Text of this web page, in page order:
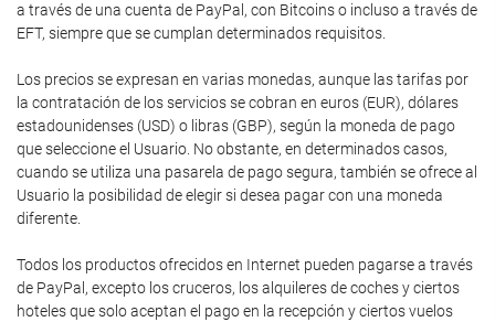
a través de una cuenta de PayPal, con Bitcoins o incluso a través de
EFT, siempre que se cumplan determinados requisitos.
Los precios se expresan en varias monedas, aunque las tarifas por
la contratación de los servicios se cobran en euros (EUR), dólares
estadounidenses (USD) o libras (GBP), según la moneda de pago
que seleccione el Usuario. No obstante, en determinados casos,
cuando se utiliza una pasarela de pago segura, también se ofrece al
Usuario la posibilidad de elegir si desea pagar con una moneda
diferente.
Todos los productos ofrecidos en Internet pueden pagarse a través
de PayPal, excepto los cruceros, los alquileres de coches y ciertos
hoteles que solo aceptan el pago en la recepción y ciertos vuelos